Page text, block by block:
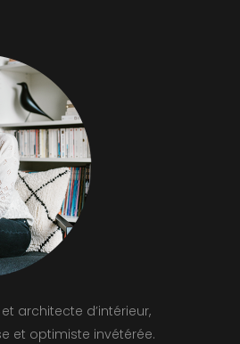
architecte d’intérieur,
et optimiste invétérée.